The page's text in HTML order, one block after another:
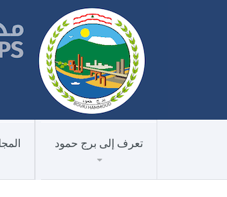
تعرف إلى برج حمود